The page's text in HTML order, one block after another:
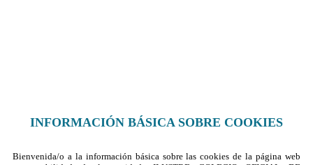
INFORMACIÓN BÁSICA SOBRE COOKIES
Bienvenida/o a la información básica sobre las cookies de la página web